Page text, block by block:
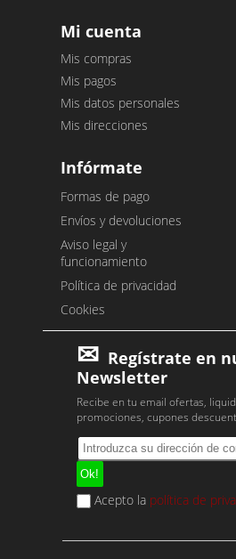
Mi cuenta
Mis compras
Mis pagos
Mis datos personales
Mis direcciones
Infórmate
Formas de pago
Envíos y devoluciones
Aviso legal y
funcionamiento
Política de privacidad
Cookies
Regístrate en
Newsletter
Recibe en tu email ofertas,
promociones, cupones
Acepto la política de